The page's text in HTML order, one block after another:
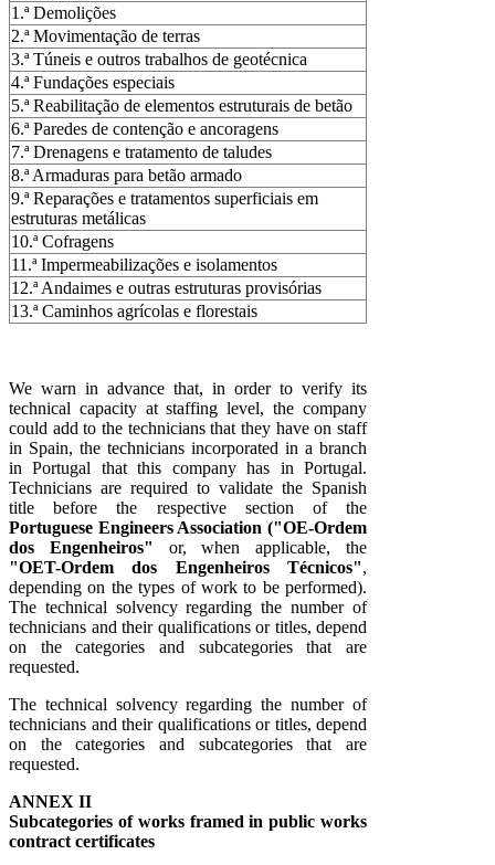
1.ª Demolições
2.ª Movimentação de terras
3.ª Túneis e outros trabalhos de geotécnica
4.ª Fundações especiais
5.ª Reabilitação de elementos estruturais de betão
6.ª Paredes de contenção e ancoragens
7.ª Drenagens e tratamento de taludes
8.ª Armaduras para betão armado
9.ª Reparações e tratamentos superficiais em
estruturas metálicas
10.ª Cofragens
11.ª Impermeabilizações e isolamentos
12.ª Andaimes e outras estruturas provisórias
13.ª Caminhos agrícolas e florestais
We warn in advance that, in order to verify its
technical capacity at staffing level, the company
could add to the technicians that they have on staff
in Spain, the technicians incorporated in a branch
in Portugal that this company has in Portugal.
Technicians are required to validate the Spanish
title before the respective section of the
Portuguese Engineers Association ("OE-Ordem
dos Engenheiros"
or, when applicable, the
"OET-Ordem dos Engenheiros Técnicos",
depending on the types of work to be performed).
The technical solvency regarding the number of
technicians and their qualifications or titles, depend
on the categories and subcategories that are
requested.
The technical solvency regarding the number of
technicians and their qualifications or titles, depend
on the categories and subcategories that are
requested.
ANNEX II
Subcategories of works framed in public works
contract certificates